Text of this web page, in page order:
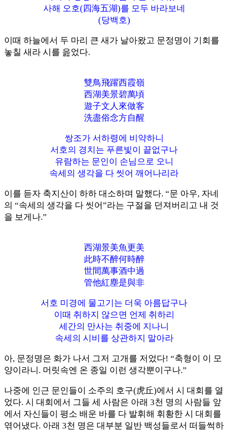
사해 오호(四海五湖)를 모두 바라보네
(당백호)
이때 하늘에서 두 마리 큰 새가 날아왔고 문정명이 기회를
놓칠 새라 시를 읊었다.
雙鳥飛躍西霞嶺
西湖美景碧萬頃
遊子文人來做客
洗盡俗念方自醒
쌍조가 서하령에 비약하니
서호의 경치는 푸른빛이 끝없구나
유람하는 문인이 손님으로 오니
속세의 생각을 다 씻어 깨어나리라
이를 듣자 축지산이 하하 대소하며 말했다. “문 아우, 자네
의 “속세의 생각을 다 씻어”라는 구절을 던져버리고 내 것
을 보게나.”
西湖景美魚更美
此時不醉何時醉
世間萬事酒中過
管他紅塵是與非
서호 미경에 물고기는 더욱 아름답구나
이때 취하지 않으면 언제 취하리
세간의 만사는 취중에 지나니
속세의 시비를 상관하지 말아라
아, 문정명은 화가 나서 그저 고개를 저었다! “축형이 이 모
양이라니. 머릿속엔 온 종일 이런 생각뿐이구나.”
나중에 인근 문인들이 소주의 호구(虎丘)에서 시 대회를 열
었다. 시 대회에서 그들 세 사람은 아래 3천 명의 사람들 앞
에서 자신들이 평소 배운 바를 다 발휘해 휘황한 시 대회를
엮어냈다. 아래 3천 명은 대부분 일반 백성들로서 떠들썩하